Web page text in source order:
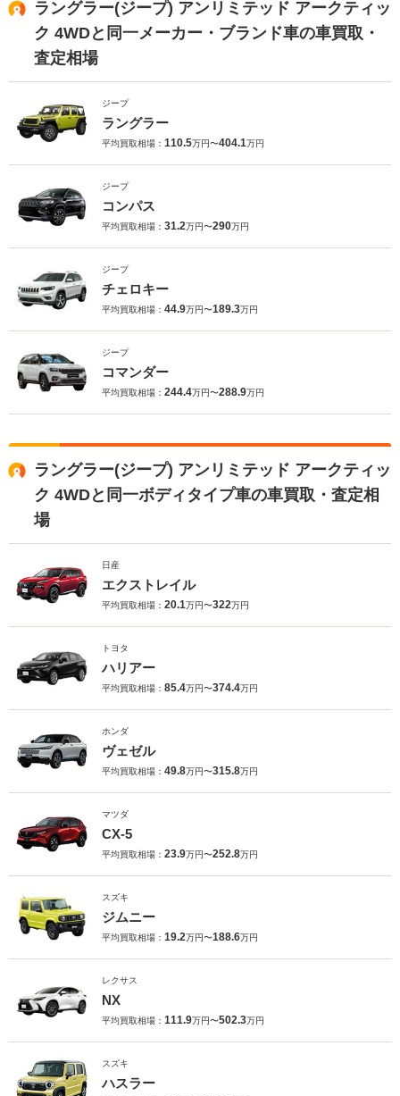
ラングラー(ジープ) アンリミテッド アークティッ
ク 4WDと同一メーカー・ブランド車の車買取・
査定相場
ジープ
ラングラー
平均買取相場： 110.5万円〜404.1万円
ジープ
コンパス
平均買取相場： 31.2万円〜290万円
ジープ
チェロキー
平均買取相場： 44.9万円〜189.3万円
ジープ
コマンダー
平均買取相場： 244.4万円〜288.9万円
ラングラー(ジープ) アンリミテッド アークティッ
ク 4WDと同一ボディタイプ車の車買取・査定相
場
日産
エクストレイル
平均買取相場： 20.1万円〜322万円
トヨタ
ハリアー
平均買取相場： 85.4万円〜374.4万円
ホンダ
ヴェゼル
平均買取相場： 49.8万円〜315.8万円
マツダ
CX-5
平均買取相場： 23.9万円〜252.8万円
スズキ
ジムニー
平均買取相場： 19.2万円〜188.6万円
レクサス
NX
平均買取相場： 111.9万円〜502.3万円
スズキ
ハスラー